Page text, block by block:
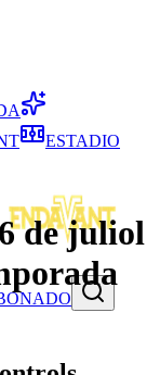
ESTADIO
de juliol